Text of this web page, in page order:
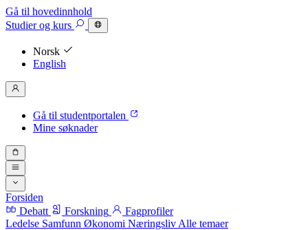
Gå til hovedinnhold
Studierog kurs
Norsk
English
Gå til studentportalen
Mine søknader
Forsiden
Debatt
Forskning
Fagprofiler
Ledelse Samfunn Økonomi Næringsliv Alle temaer